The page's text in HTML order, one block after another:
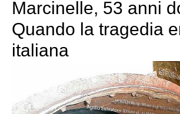
Marcinelle, 53 anni
Quando la tragedia
italiana